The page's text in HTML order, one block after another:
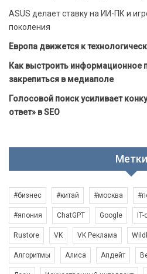
ASUS делает ставку на ИИ-ПК и
поколения
Европа движется к
Как выстроить информационное
закрепиться в медиаполе
Голосовой поиск усиливает
ответ» в SEO
Метки
#бизнес #китай #москва
#япония ChatGPT Google
Rustore VK VK Реклама
Алгоритмы Алиса Апдейт